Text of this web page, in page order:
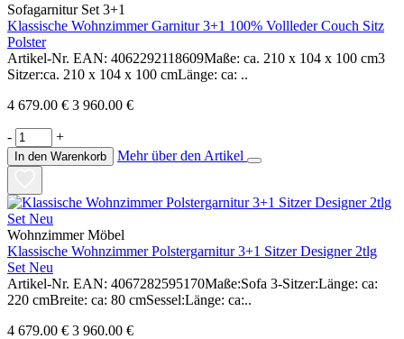
Sofagarnitur Set 3+1
Klassische Wohnzimmer Garnitur 3+1 100% Vollleder Couch Sitz
Polster
Artikel-Nr. EAN: 4062292118609Maße: ca. 210 x 104 x 100 cm3
Sitzer:ca. 210 x 104 x 100 cmLänge: ca: ..
4 679.00 € 3 960.00 €
- +
In den Warenkorb Mehr über den Artikel
Wohnzimmer Möbel
Klassische Wohnzimmer Polstergarnitur 3+1 Sitzer Designer 2tlg
Set Neu
Artikel-Nr. EAN: 4067282595170Maße:Sofa 3-Sitzer:Länge: ca:
220 cmBreite: ca: 80 cmSessel:Länge: ca:..
4 679.00 € 3 960.00 €